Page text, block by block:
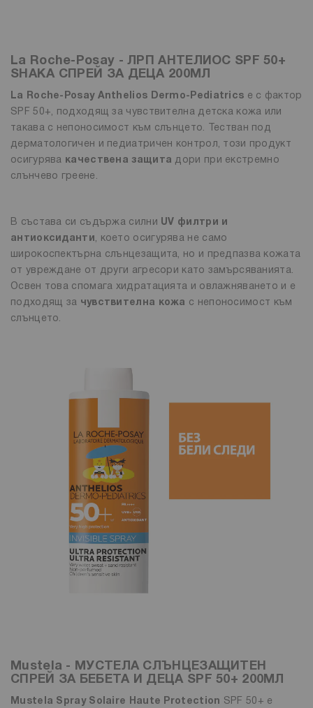
La Roche-Posay - ЛРП АНТЕЛИОС SPF 50+
SHAKA СПРЕЙ ЗА ДЕЦА 200МЛ
La Roche-Posay Anthelios Dermo-Pediatrics е с фактор
SPF 50+, подходящ за чувствителна детска кожа или
такава с непоносимост към слънцето. Тестван под
дерматологичен и педиатричен контрол, този продукт
осигурява
качествена защита дори при екстремно
слънчево греене.
В състава си съдържа силни UV филтри и
антиоксиданти , което осигурява не само
широкоспектърна слънцезащита, но и предпазва кожата
от увреждане от други агресори като замърсяванията.
Освен това спомага хидратацията и овлажняването и е
подходящ за чувствителна кожа с непоносимост към
слънцето.
Mustela - МУСТЕЛА СЛЪНЦЕЗАЩИТЕН
СПРЕЙ ЗА БЕБЕТА И ДЕЦА SPF 50+ 200МЛ
Mustela Spray Solaire Haute Protection SPF 50+ е